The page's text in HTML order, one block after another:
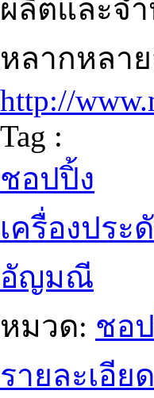
ผลิตและจ
หลากหลา
http://
Tag :
ชอปปิ้ง
เครื่องประ
อัญมณี
หมวด: ชอ
รายละเอียด